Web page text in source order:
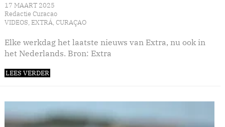
17 MAART 2025
Redactie Curacao
VIDEOS, EXTRÁ, CURAÇAO
Elke werkdag het laatste nieuws van Extra, nu ook in
het Nederlands. Bron: Extra
LEES VERDER